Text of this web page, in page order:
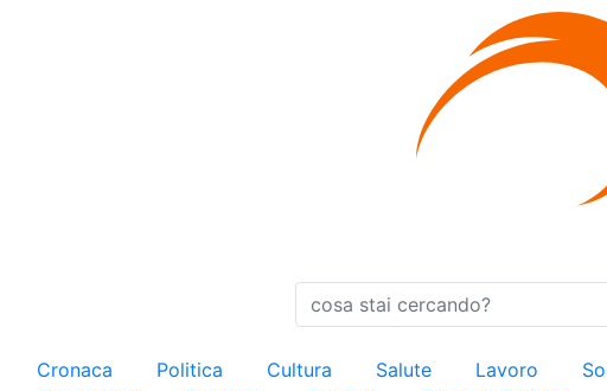
Cronaca Politica Cultura Salute Lavoro